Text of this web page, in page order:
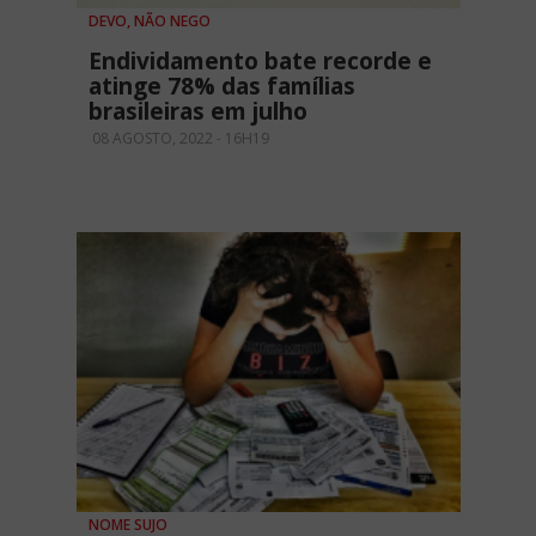
DEVO, NÃO NEGO
Endividamento bate recorde e
atinge 78% das famílias
brasileiras em julho
08 AGOSTO, 2022 - 16H19
NOME SUJO